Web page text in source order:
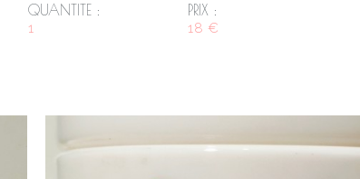
QUANTITE :
1
PRIX :
18 €